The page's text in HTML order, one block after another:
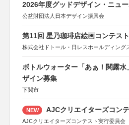
2026年度グッドデザイン・ニュ
公益財団法人日本デザイン振興会
第11回 星乃珈琲店絵画コンテスト
株式会社ドトール・日レスホールディング
ボトルウォーター「あぁ！関露水
ザイン募集
下関市
NEW AJCクリエイターズコン
AJCクリエイターズコンテスト実行委員会